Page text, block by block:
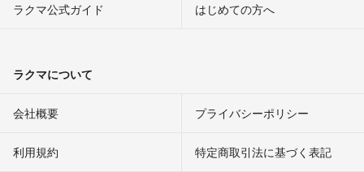
ラクマ公式ガイド はじめての方へ
ラクマについて
会社概要 プライバシーポリシー
利用規約 特定商取引法に基づく表記